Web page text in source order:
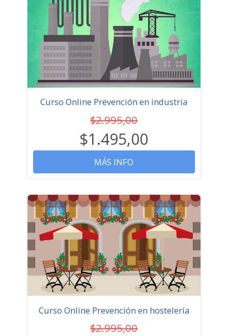
Curso Online Prevención en industria
$2.995,00
$1.495,00
MÁS INFO
Curso Online Prevención en hostelería
$2.995,00